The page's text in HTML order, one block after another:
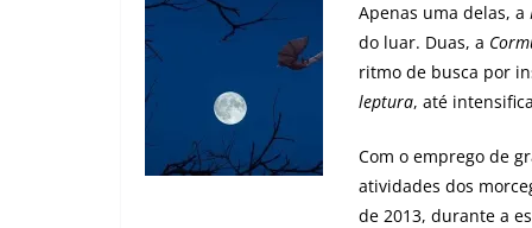
Apenas uma delas, a
do luar. Duas, a
ritmo de busca por
leptura, até
Com o emprego de
atividades dos
de 2013, durante a